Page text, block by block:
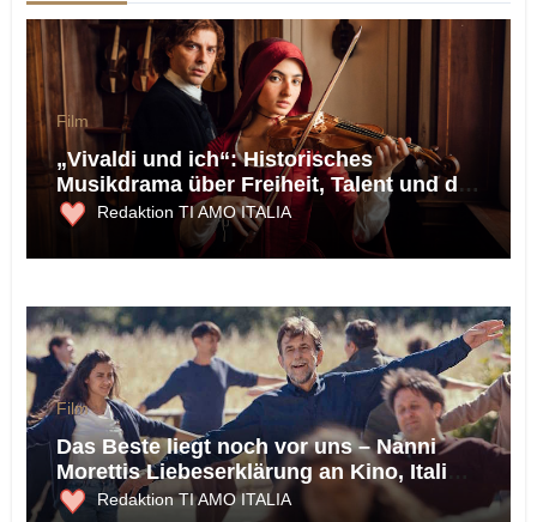
Film
„Vivaldi und ich“: Historisches
Musikdrama über Freiheit, Talent und die
Macht der Musik
Redaktion TI AMO ITALIA
Film
Das Beste liegt noch vor uns – Nanni
Morettis Liebeserklärung an Kino, Italien
und die Möglichkeit des Glücks
Redaktion TI AMO ITALIA